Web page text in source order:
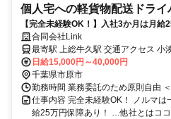
個人宅への軽貨物配送ドライ
【完全未経験OK！】入社3か月は月給
合同会社Link
最寄駅 上総牛久駅 交通アクセス 小湊鉄道線「上総牛久駅」より車で
4分
日給15,000円～40,000円
千葉県市原市
勤務時間 業務委託のため原則自由
仕事内容 完全未経験OK！ ノルマは
給25万円保障あり！ …他社と